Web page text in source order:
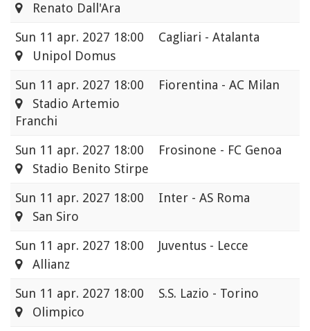
Renato Dall'Ara
Sun 11 apr. 2027 18:00
Cagliari - Atalanta
Unipol Domus
Sun 11 apr. 2027 18:00
Fiorentina - AC Milan
Stadio Artemio
Franchi
Sun 11 apr. 2027 18:00
Frosinone - FC Genoa
Stadio Benito Stirpe
Sun 11 apr. 2027 18:00
Inter - AS Roma
San Siro
Sun 11 apr. 2027 18:00
Juventus - Lecce
Allianz
Sun 11 apr. 2027 18:00
S.S. Lazio - Torino
Olimpico